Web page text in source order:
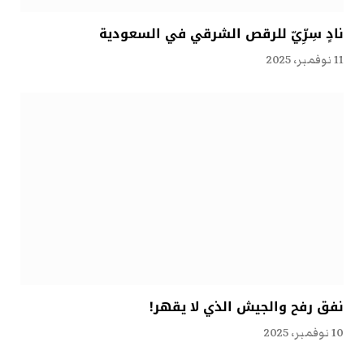
نادٍ سِرِّيّ للرقص الشرقي في السعودية
11 نوفمبر، 2025
نفق رفح والجيش الذي لا يقهر!
10 نوفمبر، 2025